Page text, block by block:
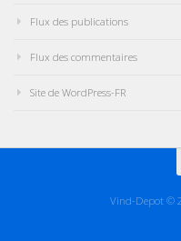
Flux des publications
Flux des commentaires
Site de WordPress-FR
Vind-Depot ©